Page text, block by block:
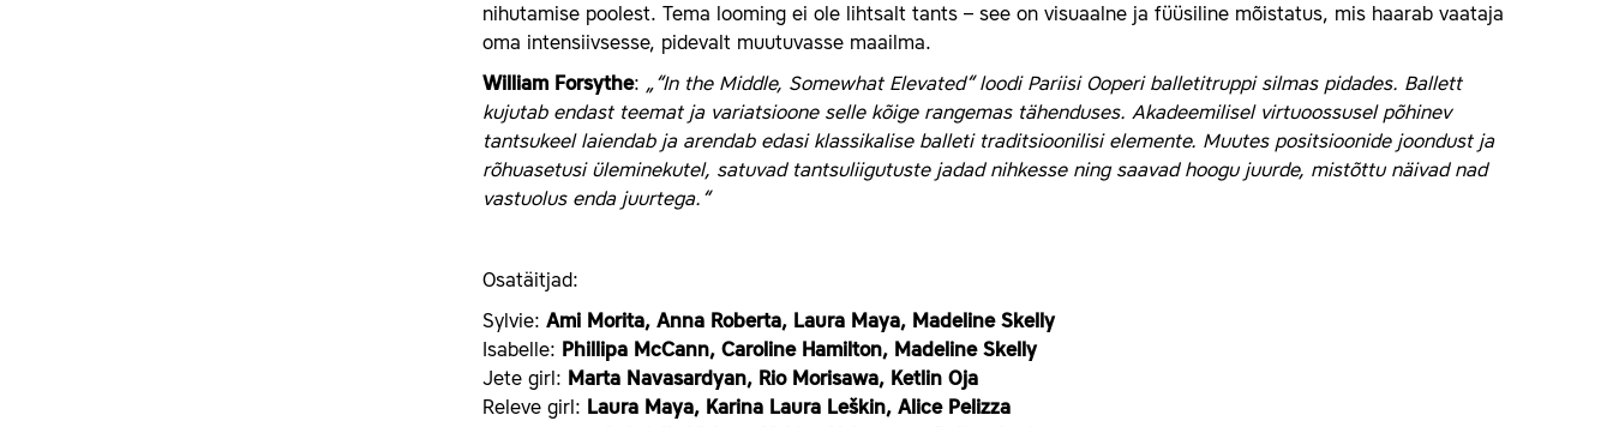
nihutamise poolest. Tema looming ei ole lihtsalt tants – see on visuaalne ja füüsiline mõistatus, mis haarab vaataja
oma intensiivsesse, pidevalt muutuvasse maailma.
William Forsythe: „“In the Middle, Somewhat Elevated“ loodi Pariisi Ooperi balletitruppi silmas pidades. Ballett
kujutab endast teemat ja variatsioone selle kõige rangemas tähenduses. Akadeemilisel virtuoossusel põhinev
tantsukeel laiendab ja arendab edasi klassikalise balleti traditsioonilisi elemente. Muutes positsioonide joondust ja
rõhuasetusi üleminekutel, satuvad tantsuliigutuste jadad nihkesse ning saavad hoogu juurde, mistõttu näivad nad
vastuolus enda juurtega.“
Osatäitjad:
Sylvie: Ami Morita, Anna Roberta, Laura Maya, Madeline Skelly
Isabelle: Phillipa McCann, Caroline Hamilton, Madeline Skelly
Jete girl: Marta Navasardyan, Rio Morisawa, Ketlin Oja
Releve girl: Laura Maya, Karina Laura Leškin, Alice Pelizza